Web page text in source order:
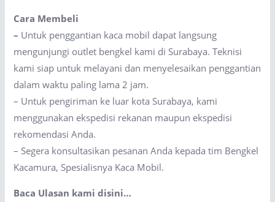
Cara Membeli
– Untuk penggantian kaca mobil dapat langsung
mengunjungi outlet bengkel kami di Surabaya. Teknisi
kami siap untuk melayani dan menyelesaikan penggantian
dalam waktu paling lama 2 jam.
– Untuk pengiriman ke luar kota Surabaya, kami
menggunakan ekspedisi rekanan maupun ekspedisi
rekomendasi Anda.
– Segera konsultasikan pesanan Anda kepada tim Bengkel
Kacamura, Spesialisnya Kaca Mobil.
Baca Ulasan kami disini…